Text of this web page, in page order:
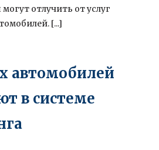
отлучить от услуг
[...]
автомобилей
в системе